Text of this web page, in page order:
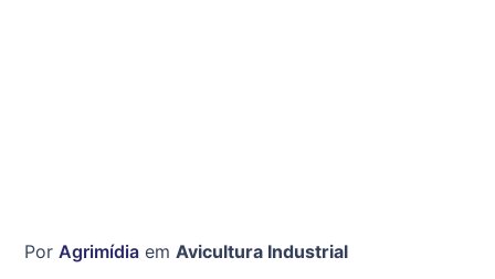
Por Agrimídia em Avicultura Industrial